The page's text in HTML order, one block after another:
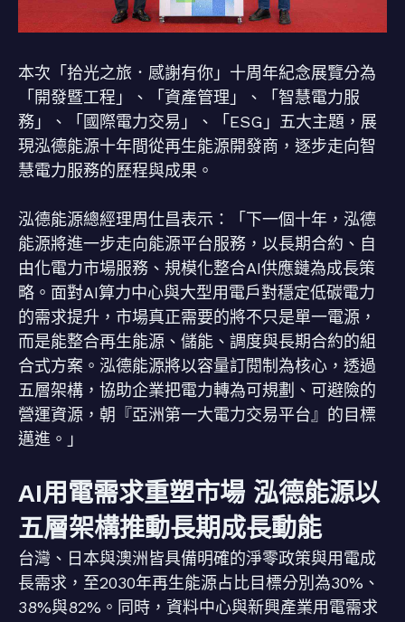
本次「拾光之旅．感謝有你」十周年紀念展覽分為
「開發暨工程」、「資產管理」、「智慧電力服
務」、「國際電力交易」、「ESG」五大主題，展
現泓德能源十年間從再生能源開發商，逐步走向智
慧電力服務的歷程與成果。
泓德能源總經理周仕昌表示：「下一個十年，泓德
能源將進一步走向能源平台服務，以長期合約、自
由化電力市場服務、規模化整合AI供應鏈為成長策
略。面對AI算力中心與大型用電戶對穩定低碳電力
的需求提升，市場真正需要的將不只是單一電源，
而是能整合再生能源、儲能、調度與長期合約的組
合式方案。泓德能源將以容量訂閱制為核心，透過
五層架構，協助企業把電力轉為可規劃、可避險的
營運資源，朝『亞洲第一大電力交易平台』的目標
邁進。」
AI用電需求重塑市場 泓德能源以
五層架構推動長期成長動能
台灣、日本與澳洲皆具備明確的淨零政策與用電成
長需求，至2030年再生能源占比目標分別為30%、
38%與82%。同時，資料中心與新興產業用電需求